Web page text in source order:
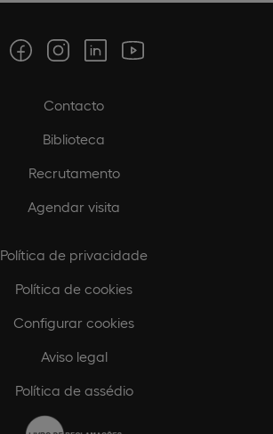
Contacto
Biblioteca
Recrutamento
Agendar visita
Política de privacidade
Política de cookies
Configurar cookies
Aviso legal
Política de assédio